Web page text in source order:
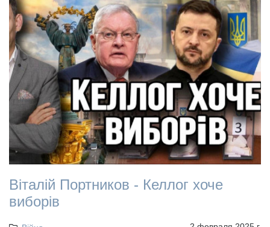
Віталій Портников - Келлог хоче
виборів